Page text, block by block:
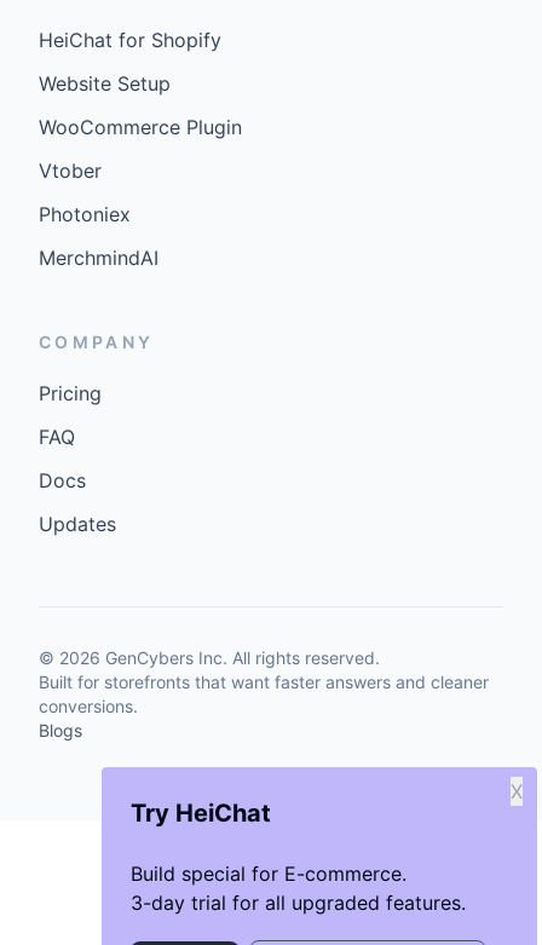
Try HeiChat
Build special for E-commerce.
3-day trial for all upgraded features.
X
HeiChat for Shopify
Website Setup
WooCommerce Plugin
Vtober
Photoniex
MerchmindAI
COMPANY
Pricing
FAQ
Docs
Updates
© 2026 GenCybers Inc. All rights reserved.
Built for storefronts that want faster answers and cleaner
conversions.
Blogs